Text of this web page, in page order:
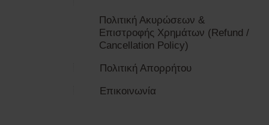
Πολιτική Ακυρώσεων &
Επιστροφής Χρημάτων (Refund /
Cancellation Policy)
Πολιτική Απορρήτου
Επικοινωνία